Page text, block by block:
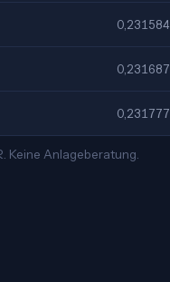
0,231584
0,231687
0,231777
Keine Anlageberatung.